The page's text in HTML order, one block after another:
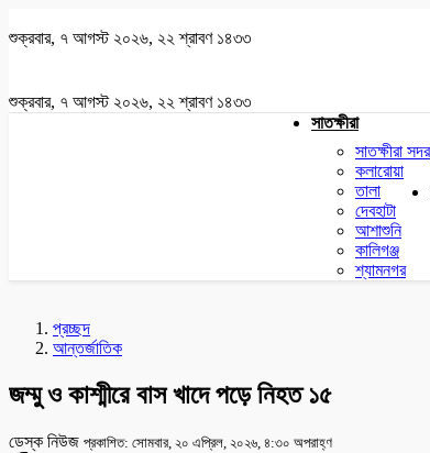
শুক্রবার, ৭ আগস্ট ২০২৬, ২২ শ্রাবণ ১৪৩৩
শুক্রবার, ৭ আগস্ট ২০২৬, ২২ শ্রাবণ ১৪৩৩
সাতক্ষীরা
সাতক্ষীরা সদর
কলারোয়া
তালা
দেবহাটা
আশাশুনি
কালিগঞ্জ
শ্যামনগর
প্রচ্ছদ
আন্তর্জাতিক
জম্মু ও কাশ্মীরে বাস খাদে পড়ে নিহত ১৫
ডেস্ক নিউজ প্রকাশিত: সোমবার, ২০ এপ্রিল, ২০২৬, ৪:৩০ অপরাহ্ণ